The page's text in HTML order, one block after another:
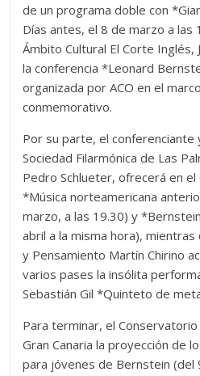
de un programa doble con
Días antes, el 8 de marzo a las
Ámbito Cultural El Corte
la conferencia *Leonard
organizada por ACO en el
conmemorativo.
Por su parte, el conferenciante
Sociedad Filarmónica de Las
Pedro Schlueter, ofrecerá en el
*Música norteamericana
marzo, a las 19.30) y
abril a la misma hora), mientras
y Pensamiento Martín Chirino
varios pases la insólita
Sebastián Gil *Quinteto de
Para terminar, el
Gran Canaria la proyección de
para jóvenes de Bernstein (del